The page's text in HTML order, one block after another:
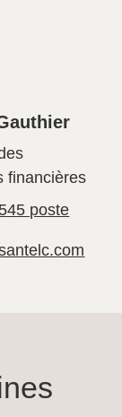
financières
poste